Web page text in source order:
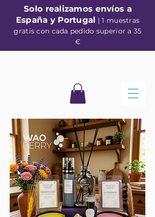
Solo realizamos envíos a
España y Portugal | 1 muestras
gratis con cada pedido superior a 35
€